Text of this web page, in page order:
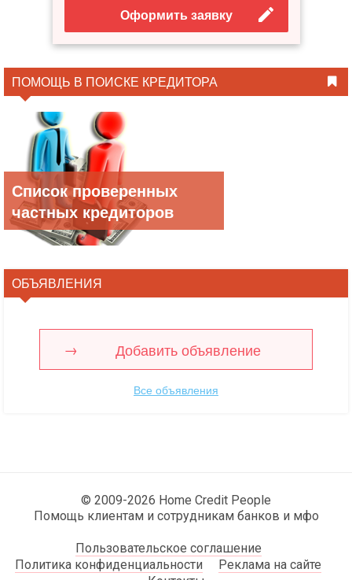
Оформить заявку
ПОМОЩЬ В ПОИСКЕ КРЕДИТОРА
Список проверенных
частных кредиторов
ОБЪЯВЛЕНИЯ
Добавить объявление
Все объявления
© 2009-2026 Home Credit People
Помощь клиентам и сотрудникам банков и мфо
Пользовательское соглашение
Политика конфиденциальности
Реклама на сайте